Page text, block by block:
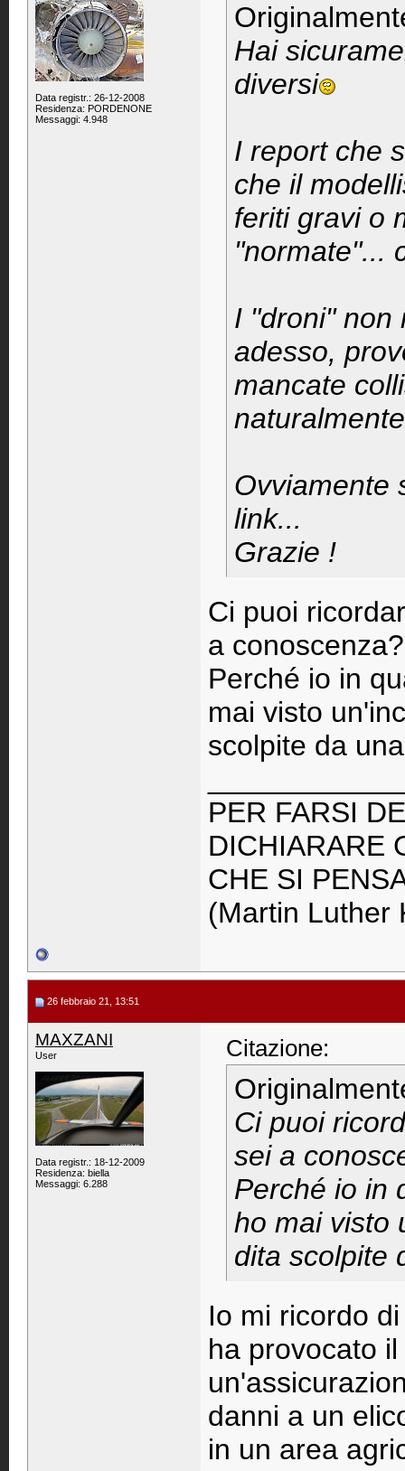
Data registr.: 26-12-2008
Residenza: PORDENONE
Messaggi: 4.948
Hai
diversi
I report che
che il
feriti gravi o
"normate"...
I "droni" non
adesso,
mancate
Ovviamente
link...
Grazie !
Ci puoi
a conoscenza?
Perché io in
mai visto
scolpite da
PER FARSI
DICHIARARE
CHE SI
(Martin Luther
26 febbraio 21, 13:51
MAXZANI
User
Data registr.: 18-12-2009
Residenza: biella
Messaggi: 6.288
Citazione:
Ci puoi
sei a
Perché io in
ho mai visto
dita scolpite
Io mi ricordo
ha provocato
danni a un
in un area